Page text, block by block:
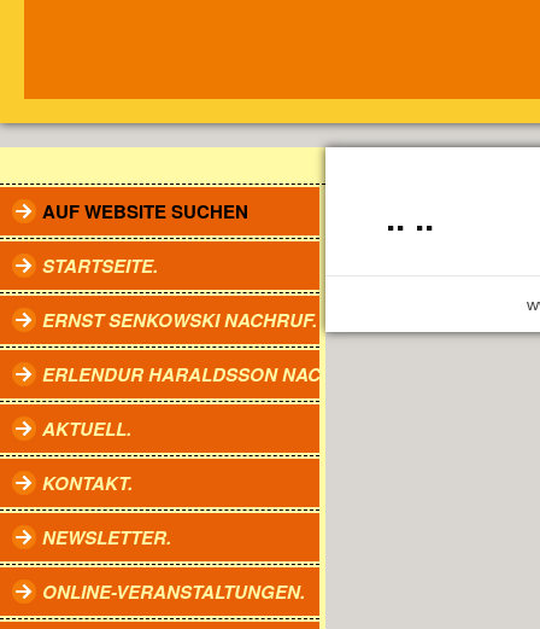
AUF WEBSITE SUCHEN
STARTSEITE.
ERNST SENKOWSKI NACHRUF.
ERLENDUR HARALDSSON NACHRUF.
AKTUELL.
KONTAKT.
NEWSLETTER.
ONLINE-VERANSTALTUNGEN.
.. ..